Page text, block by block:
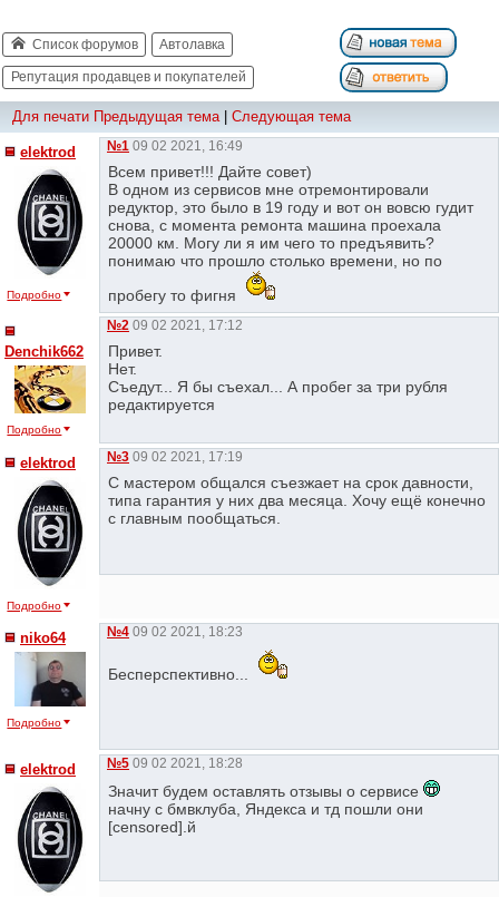
Список форумов Автолавка
Репутация продавцев и покупателей
Для печати Предыдущая тема| Следующая тема
elektrod
Подробно
№1 09 02 2021, 16:49
Всем привет!!! Дайте совет)
В одном из сервисов мне отремонтировали
редуктор, это было в 19 году и вот он вовсю гудит
снова, с момента ремонта машина проехала
20000 км. Могу ли я им чего то предъявить?
понимаю что прошло столько времени, но по
пробегу то фигня
Denchik662
Подробно
№2 09 02 2021, 17:12
Привет.
Нет.
Съедут... Я бы съехал... А пробег за три рубля
редактируется
elektrod
Подробно
№3 09 02 2021, 17:19
С мастером общался съезжает на срок давности,
типа гарантия у них два месяца. Хочу ещё конечно
с главным пообщаться.
niko64
Подробно
№4 09 02 2021, 18:23
Бесперспективно...
elektrod №5 09 02 2021, 18:28
Значит будем оставлять отзывы о сервисе
начну с бмвклуба, Яндекса и тд пошли они
[censored].й